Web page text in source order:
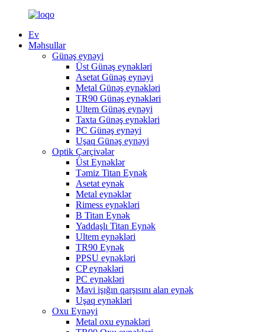
Ev
Məhsullar
Günəş eynəyi
Üst Günəş eynəkləri
Asetat Günəş eynəyi
Metal Günəş eynəkləri
TR90 Günəş eynəkləri
Ultem Günəş eynəyi
Taxta Günəş eynəkləri
PC Günəş eynəyi
Uşaq Günəş eynəyi
Optik Çərçivələr
Üst Eynəklər
Təmiz Titan Eynək
Asetat eynək
Metal eynəklər
Rimess eynəkləri
B Titan Eynək
Yaddaşlı Titan Eynək
Ultem eynəkləri
TR90 Eynək
PPSU eynəkləri
CP eynəkləri
PC eynəkləri
Mavi işığın qarşısını alan eynək
Uşaq eynəkləri
Oxu Eynəyi
Metal oxu eynəkləri